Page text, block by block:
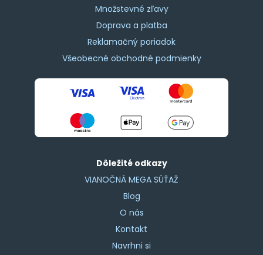
Množstevné zľavy
Doprava a platba
Reklamačný poriadok
Všeobecné obchodné podmienky
Dôležité odkazy
VIANOČNÁ MEGA SÚŤAŽ
Blog
O nás
Kontakt
Navrhni si